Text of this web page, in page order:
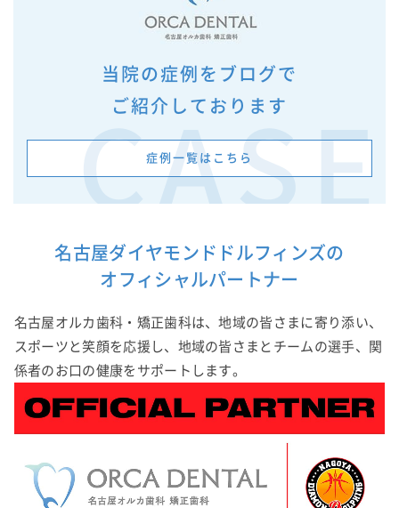
当院の症例をブログで
ご紹介しております
CASE
症例一覧はこちら
名古屋ダイヤモンドドルフィンズの
オフィシャルパートナー
名古屋オルカ歯科・矯正歯科は、地域の皆さまに寄り添い、
スポーツと笑顔を応援し、地域の皆さまとチームの選手、関
係者のお口の健康をサポートします。